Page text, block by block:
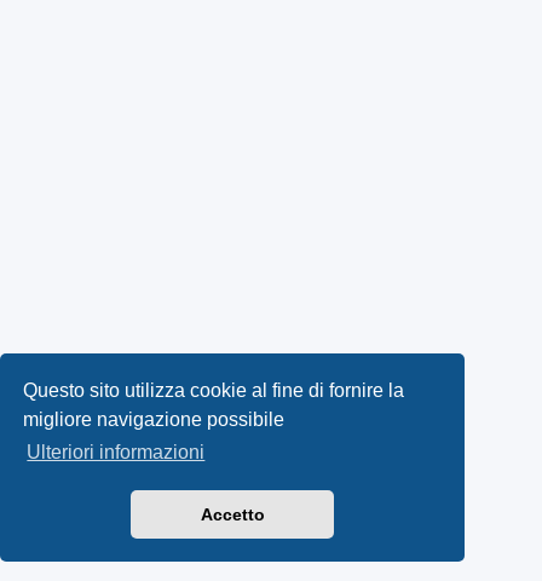
Questo sito utilizza cookie al fine di fornire la
migliore navigazione possibile
Ulteriori informazioni
Accetto